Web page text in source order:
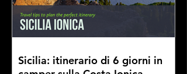
Sicilia: itinerario di 6 giorni in